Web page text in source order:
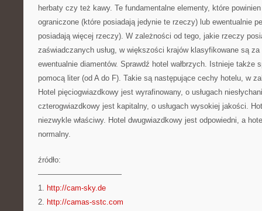
herbaty czy też kawy. Te fundamentalne elementy, które
ograniczone (które posiadają jedynie te rzeczy) lub ewentualnie
posiadają więcej rzeczy). W zależności od tego, jakie rzeczy
zaświadczanych usług, w większości krajów klasyfikowane są
ewentualnie diamentów. Sprawdź hotel wałbrzych. Istnieje także
pomocą liter (od A do F). Takie są następujące cechy hotelu, w
Hotel pięciogwiazdkowy jest wyrafinowany, o usługach
czterogwiazdkowy jest kapitalny, o usługach wysokiej jakości.
niezwykle właściwy. Hotel dwugwiazdkowy jest odpowiedni, a
normalny.
źródło:
———————————
1. http://cam-sky.de
2. http://camas-sstc.com